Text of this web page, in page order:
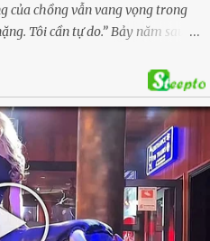
của chồng vẫn vang vọng trong
Tôi cần tự do.” Bảy năm sau,
để người đàn ông phản bội ấy
2018, cái lạnh len lỏi qua từng
thự sang trọng ở phố Tây Hồ,
tay đặt lên bụng – nơi hai sinh
Cô chưa bao giờ nghĩ mình sẽ
đặc biệt là sợ… chính chồng
yêu đến mù quáng, đã không
Thành đạt, quyền lực, nhưng